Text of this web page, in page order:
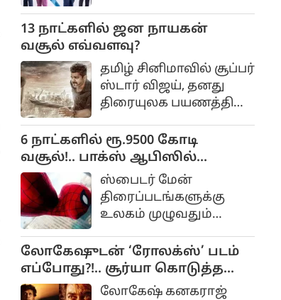
வரவேற்பைப் பெற்ற
வெப் தொடராக ஹார்ட்
பீட் திகழ்கிறது. ஜியோ
13 நாட்களில் ஜன நாயகன்
வசூல் எவ்வளவு?
தமிழ் சினிமாவில் சூப்பர்
ஸ்டார் விஜய், தனது
திரையுலக பயணத்தில்
படங்களை
வழங்கியுள்ளார். பூவே
உனக்காக, காதலுக்கு
6 நாட்களில் ரூ.9500 கோடி
வசூல்!.. பாக்ஸ் ஆபிஸில்
கலக்கும் ஸ்பைடர் மேன்!..
ஸ்பைடர் மேன்
திரைப்படங்களுக்கு
உலகம் முழுவதும்
இருக்கிறார்கள்.
லோகேஷுடன் ‘ரோலக்ஸ்’ படம்
எப்போது?!.. சூர்யா கொடுத்த
சூப்பர் அப்டேட்!..லோகேஷ் கனகராஜ்